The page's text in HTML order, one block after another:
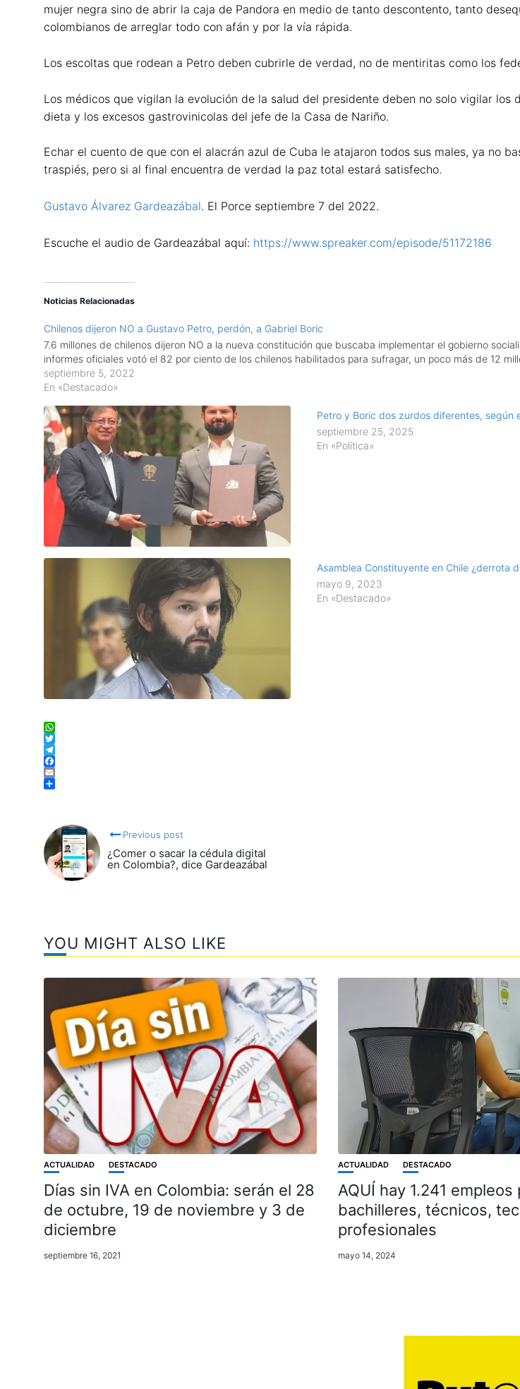
mujer negra sino de abrir la caja de Pandora en medio de tanto descontento, tanto
colombianos de arreglar todo con afán y por la vía rápida.
Los escoltas que rodean a Petro deben cubrirle de verdad, no de mentiritas como los
Los médicos que vigilan la evolución de la salud del presidente deben no solo vigilar
dieta y los excesos gastrovinicolas del jefe de la Casa de Nariño.
Echar el cuento de que con el alacrán azul de Cuba le atajaron todos sus males, ya no
traspiés, pero si al final encuentra de verdad la paz total estará satisfecho.
Gustavo Álvarez Gardeazábal. El Porce septiembre 7 del 2022.
Escuche el audio de Gardeazábal aquí: https://www.spreaker.com/episode/51172186
Noticias Relacionadas
Chilenos dijeron NO a Gustavo Petro, perdón, a Gabriel Boric
7.6 millones de chilenos dijeron NO a la nueva constitución que buscaba implementar el gobierno
informes oficiales votó el 82 por ciento de los chilenos habilitados para sufragar, un poco más de 12
septiembre 5, 2022
En «Destacado»
Petro y Boric dos zurdos diferentes, según
septiembre 25, 2025
En «Política»
Asamblea Constituyente en Chile ¿derrota
mayo 9, 2023
En «Destacado»
WhatsApp
Twitter
Telegram
Facebook
Email
Previous post
¿Comer o sacar la cédula digital
en Colombia?, dice Gardeazábal
YOU MIGHT ALSO LIKE
ACTUALIDAD DESTACADO
Días sin IVA en Colombia: serán el 28
de octubre, 19 de noviembre y 3 de
diciembre
septiembre 16, 2021
ACTUALIDAD DESTACADO
AQUÍ hay 1.241 empleos
bachilleres, técnicos,
profesionales
mayo 14, 2024